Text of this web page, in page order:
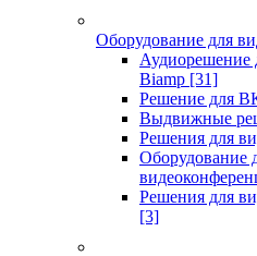
Оборудование для
Аудиорешение
Biamp [31]
Решение для
Выдвижные
Решения для
Оборудование
Решения для
[3]